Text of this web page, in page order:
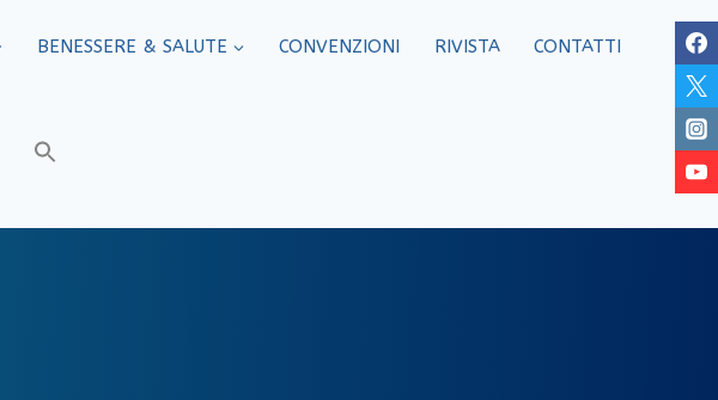
BENESSERE & SALUTE CONVENZIONI RIVISTA CONTATTI